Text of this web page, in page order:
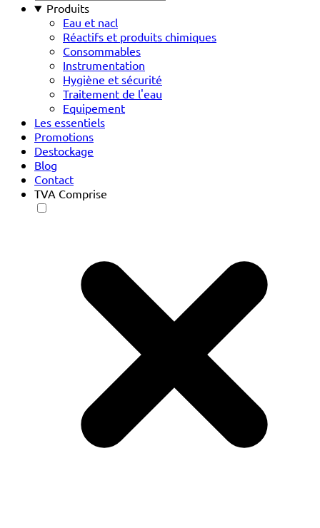
Produits
Eau et nacl
Réactifs et produits chimiques
Consommables
Instrumentation
Hygiène et sécurité
Traitement de l'eau
Equipement
Les essentiels
Promotions
Destockage
Blog
Contact
TVA Comprise